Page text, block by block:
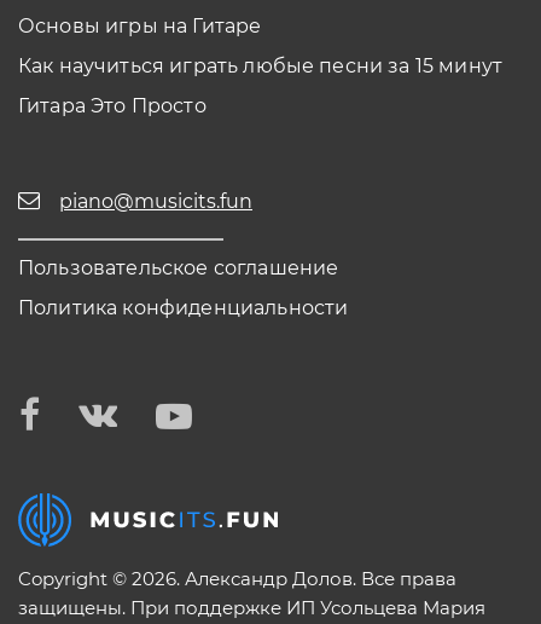
Основы игры на Гитаре
Как научиться играть любые песни за 15 минут
Гитара Это Просто
piano@musicits.fun
Пользовательское соглашение
Политика конфиденциальности
Copyright © 2026. Александр Долов. Все права
защищены. При поддержке ИП Усольцева Мария